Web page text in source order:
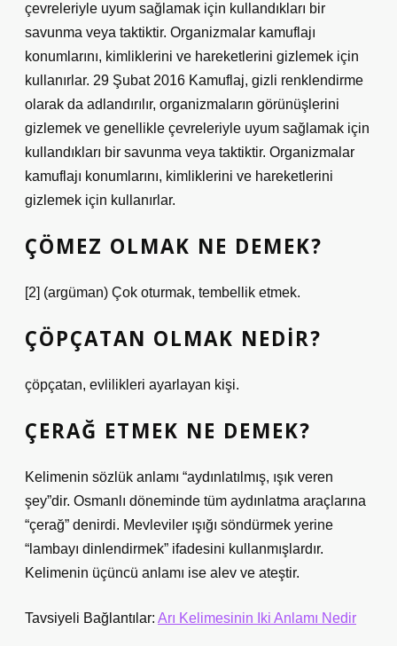
çevreleriyle uyum sağlamak için kullandıkları bir
savunma veya taktiktir. Organizmalar kamuflajı
konumlarını, kimliklerini ve hareketlerini gizlemek için
kullanırlar. 29 Şubat 2016 Kamuflaj, gizli renklendirme
olarak da adlandırılır, organizmaların görünüşlerini
gizlemek ve genellikle çevreleriyle uyum sağlamak için
kullandıkları bir savunma veya taktiktir. Organizmalar
kamuflajı konumlarını, kimliklerini ve hareketlerini
gizlemek için kullanırlar.
ÇÖMEZ OLMAK NE DEMEK?
[2] (argüman) Çok oturmak, tembellik etmek.
ÇÖPÇATAN OLMAK NEDIR?
çöpçatan, evlilikleri ayarlayan kişi.
ÇERAĞ ETMEK NE DEMEK?
Kelimenin sözlük anlamı “aydınlatılmış, ışık veren
şey”dir. Osmanlı döneminde tüm aydınlatma araçlarına
“çerağ” denirdi. Mevleviler ışığı söndürmek yerine
“lambayı dinlendirmek” ifadesini kullanmışlardır.
Kelimenin üçüncü anlamı ise alev ve ateştir.
Tavsiyeli Bağlantılar: Arı Kelimesinin Iki Anlamı Nedir